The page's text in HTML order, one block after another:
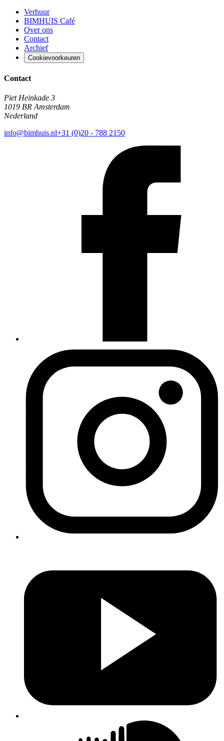
Verhuur
BIMHUIS Café
Over ons
Contact
Archief
Cookievoorkeuren
Contact
Piet Heinkade 3
1019 BR Amsterdam
Nederland
info@bimhuis.nl+31 (0)20 - 788 2150